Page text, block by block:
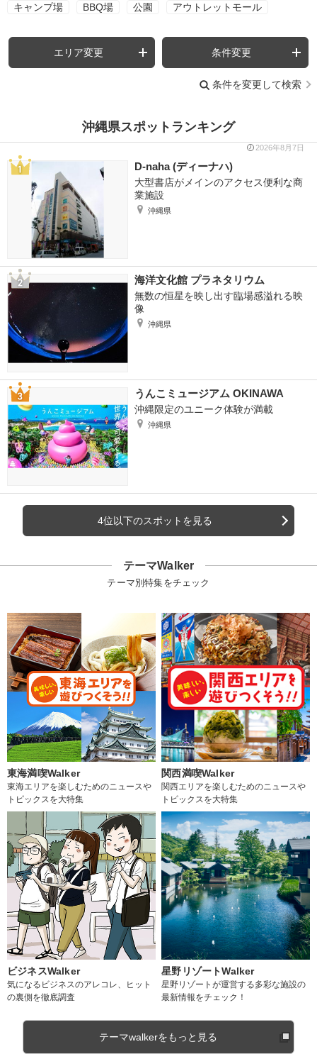
キャンプ場 BBQ場 公園 アウトレットモール
エリア変更 条件変更
条件を変更して検索
沖縄県スポットランキング
2026年8月7日
D-naha (ディーナハ)
大型書店がメインのアクセス便利な商
業施設
沖縄県
海洋文化館 プラネタリウム
無数の恒星を映し出す臨場感溢れる映
像
沖縄県
うんこミュージアム OKINAWA
沖縄限定のユニーク体験が満載
沖縄県
4位以下のスポットを見る
テーマWalker
テーマ別特集をチェック
東海満喫Walker
東海エリアを楽しむためのニュースや
トピックスを大特集
関西満喫Walker
関西エリアを楽しむためのニュースや
トピックスを大特集
ビジネスWalker
気になるビジネスのアレコレ、ヒット
の裏側を徹底調査
星野リゾートWalker
星野リゾートが運営する多彩な施設の
最新情報をチェック！
テーマwalkerをもっと見る